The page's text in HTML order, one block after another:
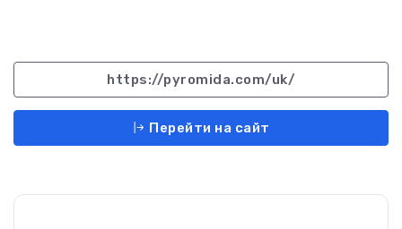
https://pyromida.com/uk/
Перейти на сайт